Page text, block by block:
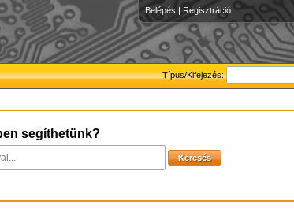
Belépés | Regisztráció
Típus/Kifejezés:
segíthetünk?